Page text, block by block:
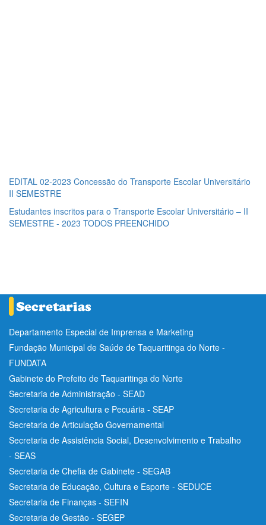
EDITAL 02-2023 Concessão do Transporte Escolar Universitário
II SEMESTRE
Estudantes inscritos para o Transporte Escolar Universitário – II
SEMESTRE - 2023 TODOS PREENCHIDO
Departamento Especial de Imprensa e Marketing
Fundação Municipal de Saúde de Taquaritinga do Norte -
FUNDATA
Gabinete do Prefeito de Taquaritinga do Norte
Secretaria de Administração - SEAD
Secretaria de Agricultura e Pecuária - SEAP
Secretaria de Articulação Governamental
Secretaria de Assistência Social, Desenvolvimento e Trabalho
- SEAS
Secretaria de Chefia de Gabinete - SEGAB
Secretaria de Educação, Cultura e Esporte - SEDUCE
Secretaria de Finanças - SEFIN
Secretaria de Gestão - SEGEP